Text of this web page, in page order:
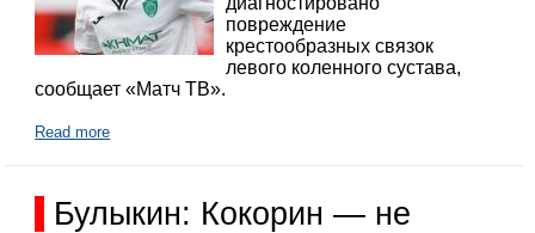
повреждение
крестообразных связок
левого коленного сустава,
сообщает «Матч ТВ».
Read more
Булыкин: Кокорин — не